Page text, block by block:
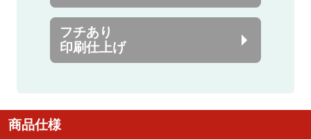
フチあり
印刷仕上げ
商品仕様